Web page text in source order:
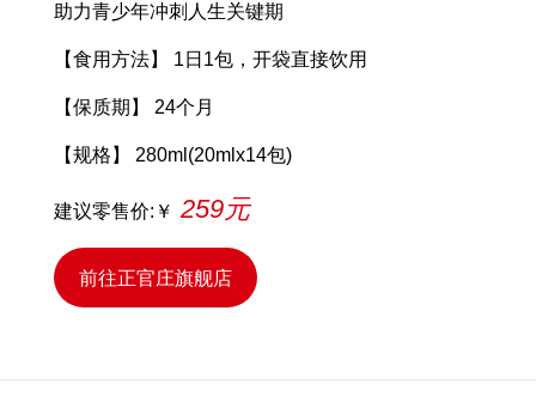
助力青少年冲刺人生关键期
【食用方法】 1日1包，开袋直接饮用
【保质期】 24个月
【规格】 280ml(20mlx14包)
建议零售价:￥ 259元
前往正官庄旗舰店